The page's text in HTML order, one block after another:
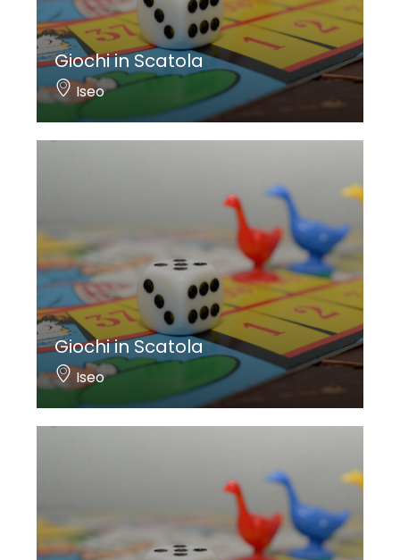
Giochi in Scatola
Iseo
Giochi in Scatola
Iseo